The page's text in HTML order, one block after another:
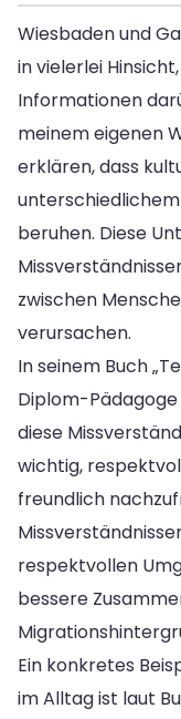
Wiesbaden und
in vielerlei
Informationen
meinem eigenen
erklären, dass
beruhen. Diese
zwischen
verursachen.
In seinem Buch
Diplom-Pädagoge
diese
wichtig,
freundlich
respektvollen
bessere
Ein konkretes
im Alltag ist laut